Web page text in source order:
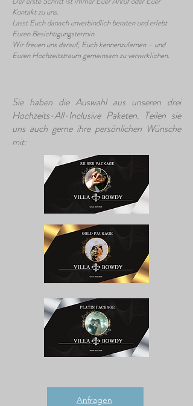
Kontakt zu uns.
Lasst Euch danach unverbindlich beraten und erlebt
Euren Besichtigungstermin.
Wir freuen uns darauf, Euch kennenzulernen – und
Euren Hochzeitstraum gemeinsam zu verwirklichen.
Sie haben die Auswahl aus unseren drei
Hochzeits-All-Inclusive Paketen. Teilen sie
uns auch gerne ihre persönlichen Wünsche
mit:
Anfragen